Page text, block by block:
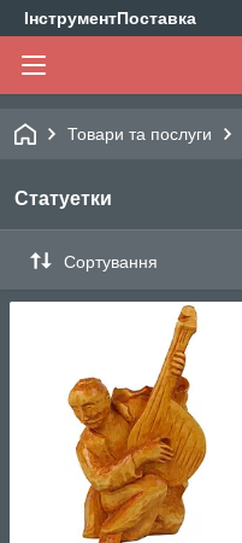
ІнструментПоставка
Товари та послуги
Статуетки
Сортування